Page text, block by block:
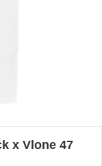
x Vlone 47